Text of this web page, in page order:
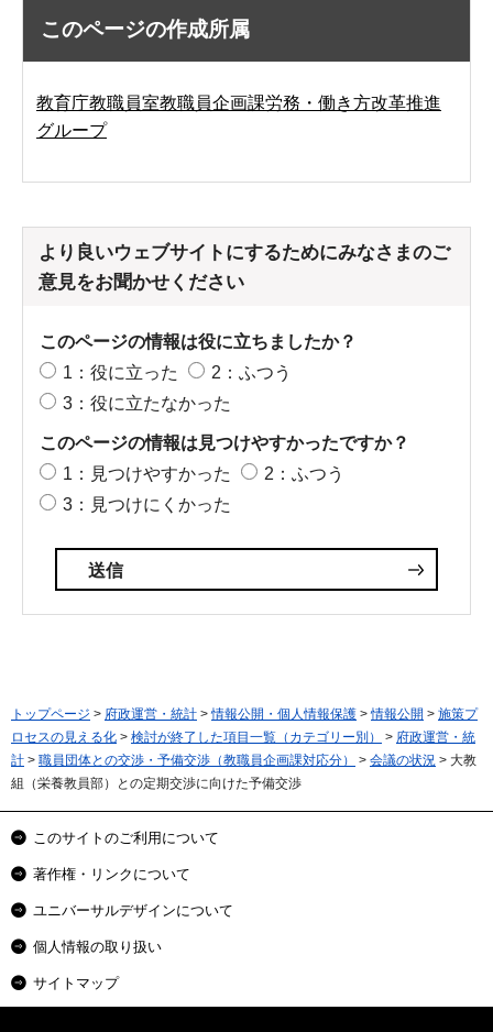
このページの作成所属
教育庁教職員室教職員企画課労務・働き方改革推進
グループ
より良いウェブサイトにするためにみなさまのご
意見をお聞かせください
このページの情報は役に立ちましたか？
1：役に立った
2：ふつう
3：役に立たなかった
このページの情報は見つけやすかったですか？
1：見つけやすかった
2：ふつう
3：見つけにくかった
トップページ > 府政運営・統計 >情報公開・個人情報保護 >情報公開 > 施策プ
ロセスの見える化 > 検討が終了した項目一覧（カテゴリー別） > 府政運営・統
計 > 職員団体との交渉・予備交渉（教職員企画課対応分） > 会議の状況 > 大教
組（栄養教員部）との定期交渉に向けた予備交渉
このサイトのご利用について
著作権・リンクについて
ユニバーサルデザインについて
個人情報の取り扱い
サイトマップ